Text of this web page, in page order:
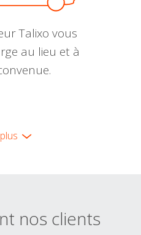
Talixo vous
au lieu et à
nos clients